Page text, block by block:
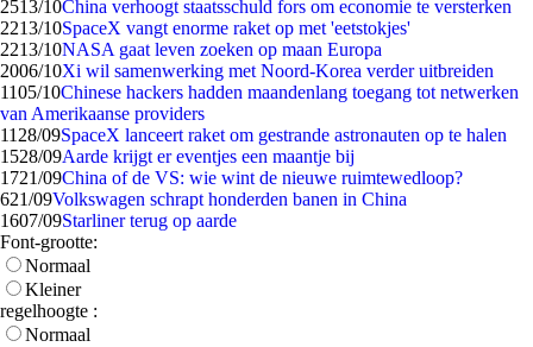
2513/10China verhoogt staatsschuld fors om economie te versterken
2213/10SpaceX vangt enorme raket op met 'eetstokjes'
2213/10NASA gaat leven zoeken op maan Europa
2006/10Xi wil samenwerking met Noord-Korea verder uitbreiden
1105/10Chinese hackers hadden maandenlang toegang tot netwerken
van Amerikaanse providers
11 28/09SpaceX lanceert raket om gestrande astronauten op te halen
1528/09Aarde krijgt er eventjes een maantje bij
1721/09China of de VS: wie wint de nieuwe ruimtewedloop?
621/09Volkswagen schrapt honderden banen in China
1607/09Starliner terug op aarde
Font-grootte:
Normaal
Kleiner
regelhoogte :
Normaal